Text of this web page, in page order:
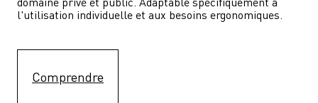
l'utilisation individuelle et aux besoins ergonomiques.
Comprendre